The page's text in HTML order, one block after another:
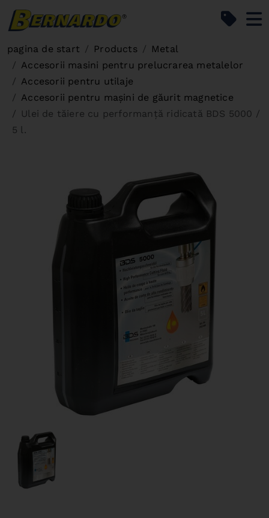
pagina de start Products
Metal
Accesorii masini pentru prelucrarea metalelor
Accesorii pentru utilaje
Accesorii pentru mașini de găurit magnetice
Ulei de tăiere cu performanţă ridicată BDS 5000 /
5 l.